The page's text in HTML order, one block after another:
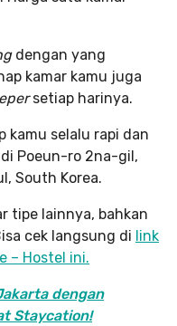
dengan yang
kamar kamu juga
setiap harinya.
selalu rapi dan
Poeun-ro 2na-gil,
South Korea.
tipe lainnya, bahkan
cek langsung di link
– Hostel ini.
dengan
Staycation!